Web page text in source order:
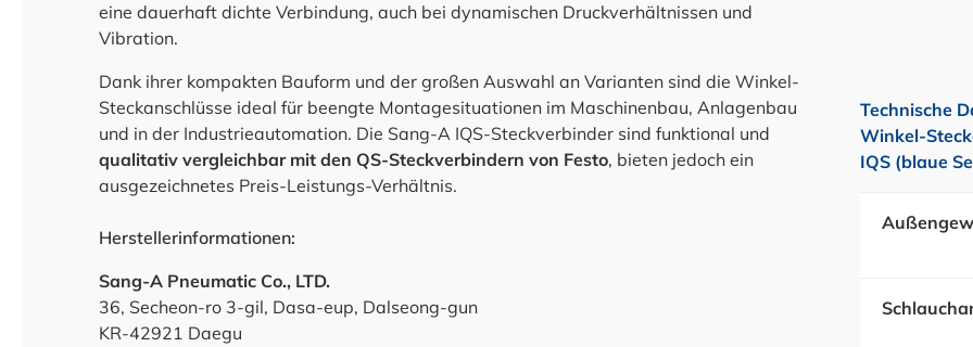
eine dauerhaft dichte Verbindung, auch bei dynamischen Druckverhältnissen und
Vibration.
Dank ihrer kompakten Bauform und der großen Auswahl an Varianten sind die Winkel-
Steckanschlüsse ideal für beengte Montagesituationen im Maschinenbau, Anlagenbau
und in der Industrieautomation. Die Sang-A IQS-Steckverbinder sind funktional und
qualitativ vergleichbar mit den QS-Steckverbindern von Festo, bieten jedoch ein
ausgezeichnetes Preis-Leistungs-Verhältnis.
Herstellerinformationen:
Sang-A Pneumatic Co., LTD.
36, Secheon-ro 3-gil, Dasa-eup, Dalseong-gun
KR-42921 Daegu
Technische
Winkel-
IQS (blaue